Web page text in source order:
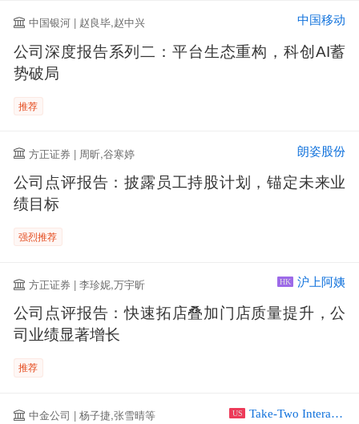
中国银河 | 赵良毕,赵中兴 中国移动
公司深度报告系列二：平台生态重构，科创AI蓄
势破局
推荐
方正证券 | 周昕,谷寒婷 朗姿股份
公司点评报告：披露员工持股计划，锚定未来业
绩目标
强烈推荐
方正证券 | 李珍妮,万宇昕 HK 沪上阿姨
公司点评报告：快速拓店叠加门店质量提升，公
司业绩显著增长
推荐
中金公司 | 杨子捷,张雪晴等 US Take-Two Interactive Software Inc